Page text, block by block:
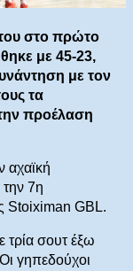
στο πρώτο
με 45-23,
με τον
τα
προέλαση
αχαϊκή
7η
Stoiximan GBL.
σουτ έξω
γηπεδούχοι